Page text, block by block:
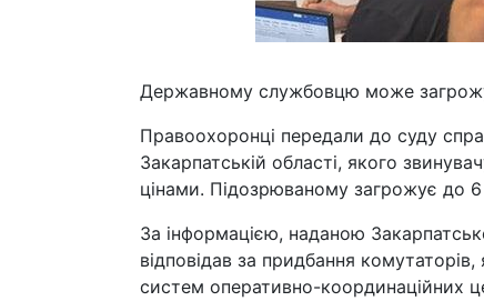
Державному службовцю може
Правоохоронці передали до суду
Закарпатській області, якого
цінами. Підозрюваному загрожує до 6
За інформацією, наданою
відповідав за придбання комутаторів,
систем оперативно-координаційних